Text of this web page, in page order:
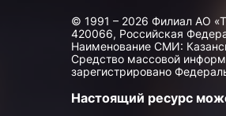
© 1991 – 2026 Филиал АО
420066, Российская
Наименование СМИ:
Средство массовой
зарегистрировано
Настоящий ресурс